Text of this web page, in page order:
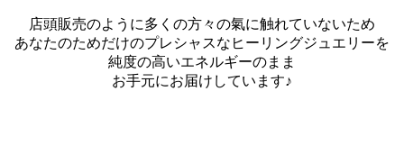
店頭販売のように多くの方々の氣に触れていないため
あなたのためだけのプレシャスなヒーリングジュエリーを
純度の高いエネルギーのまま
お手元にお届けしています♪